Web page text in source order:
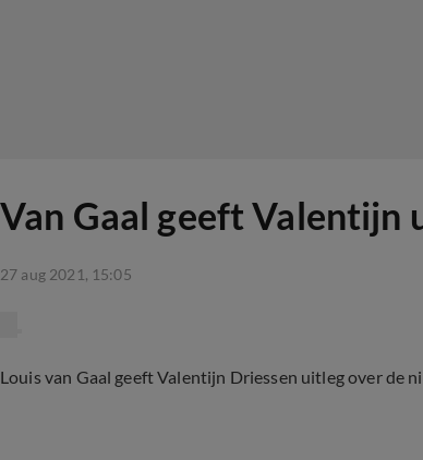
Van Gaal geeft Valentijn
27 aug 2021, 15:05
Louis van Gaal geeft Valentijn Driessen uitleg over de